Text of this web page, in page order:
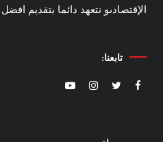
الإقتصادىو نتعهد دائما بتقديم
تابعنا: